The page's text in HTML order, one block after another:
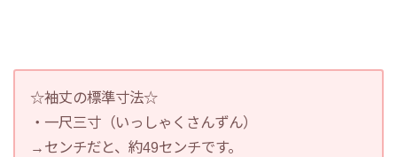
☆袖丈の標準寸法☆
・一尺三寸（いっしゃくさんずん）
→センチだと、約49センチです。